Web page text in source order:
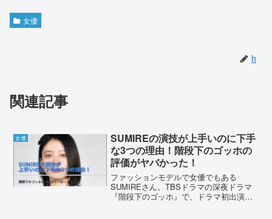
女優
h
関連記事
女優
SUMIREの演技が上手いのに下手
な3つの理由！階段下のゴッホの
評価がヤバかった！
ファッションモデルで女優でもある
SUMIREさん。TBSドラマの深夜ドラマ
『階段下のゴッホ』で、ドラマ初出演を